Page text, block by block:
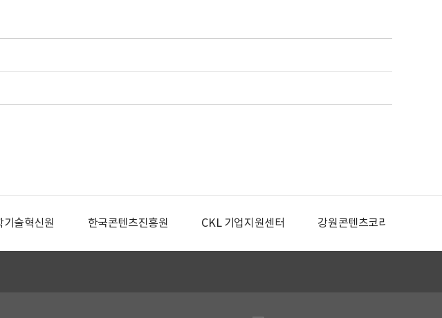
기술혁신원 한국콘텐츠진흥원 CKL 기업지원센터 강원콘텐츠코리아랩